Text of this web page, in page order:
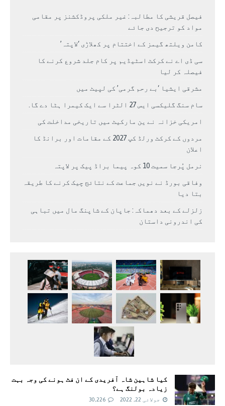
فیصل قریشی کا مطالبہ: غیر ملکی پروڈکشنز پر مقامی
مواد کو ترجیح دی جائے
کامن ویلتھ گیمز کے اختتام پر کھلاڑی ‘لاپتہ’
سی ڈی اے نے کرکٹ اسٹیڈیم پر کام جلد شروع کرنے کا
فیصلہ کر لیا
مشرقی ایشیا ‘بے رحم گرمی’ کی لپیٹ میں
سام سنگ گلیکسی ایس 27 الٹرا سے ایک کیمرا ہٹا دے گا.
امریکی خزانہ نے ین مارکیٹ میں تاریخی مداخلت کی
مردوں کے کرکٹ ورلڈ کپ 2027 کے مقامات اور برانڈ کا
اعلان
نرمل پُرجا سمیت 10 کوہ پیما براڈ پیک پر لاپتہ
وفاقی بورڈ نے نویں جماعت کے نتائج چیک کرنے کا طریقہ
بتا دیا
زلزلے کے بعد دھماکہ: جاپان کے شاپنگ مال میں تباہی
کی اندرونی داستان
کیا شاہین شاہ آفریدی کے ان فٹ ہونے کی وجہ بہت
زیادہ بولنگ ہے؟
جولائی 22, 2022 30,226